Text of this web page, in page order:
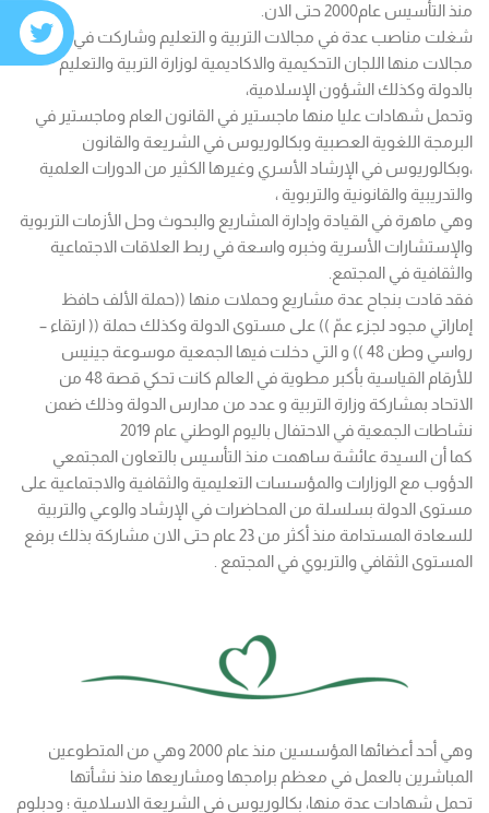
منذ التأسيس عام2000 حتى الان.
شغلت مناصب عدة في مجالات التربية و التعليم وشاركت في عدة
مجالات منها اللجان التحكيمية والاكاديمية لوزارة التربية والتعليم
بالدولة وكذلك الشؤون الإسلامية،
وتحمل شهادات عليا منها ماجستير في القانون العام وماجستير في
البرمجة اللغوية العصبية وبكالوريوس في الشريعة والقانون
،وبكالوريوس في الإرشاد الأسري وغيرها الكثير من الدورات العلمية
والتدريبية والقانونية والتربوية ،
وهي ماهرة في القيادة وإدارة المشاريع والبحوث وحل الأزمات التربوية
والإستشارات الأسرية وخبره واسعة في ربط العلاقات الاجتماعية
والثقافية في المجتمع.
فقد قادت بنجاح عدة مشاريع وحملات منها ((حملة الألف حافظ
إماراتي مجود لجزء عمّ )) على مستوى الدولة وكذلك حملة (( ارتقاء –
رواسي وطن 48 )) و التي دخلت فيها الجمعية موسوعة جينيس
للأرقام القياسية بأكبر مطوية في العالم كانت تحكي قصة 48 من
الاتحاد بمشاركة وزارة التربية و عدد من مدارس الدولة وذلك ضمن
نشاطات الجمعية في الاحتفال باليوم الوطني عام 2019
كما أن السيدة عائشة ساهمت منذ التأسيس بالتعاون المجتمعي
الدؤوب مع الوزارات والمؤسسات التعليمية والثقافية والاجتماعية على
مستوى الدولة بسلسلة من المحاضرات في الإرشاد والوعي والتربية
للسعادة المستدامة منذ أكثر من 23 عام حتى الان مشاركة بذلك برفع
المستوى الثقافي والتربوي في المجتمع .
وهي أحد أعضائها المؤسسين منذ عام 2000 وهي من المتطوعين
المباشرين بالعمل في معظم برامجها ومشاريعها منذ نشأتها
تحمل شهادات عدة منها، بكالوريوس في الشريعة الاسلامية ؛ ودبلوم